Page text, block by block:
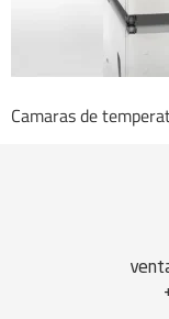
Camaras de